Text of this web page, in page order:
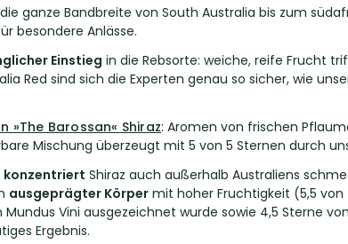
ganze Bandbreite von South Australia bis zum
besondere Anlässe.
Einstieg in die Rebsorte: weiche, reife Frucht
Red sind sich die Experten genau so sicher, wie
»The Barossan« Shiraz: Aromen von frischen
Mischung überzeugt mit 5 von 5 Sternen durch
konzentriert Shiraz auch außerhalb Australiens
ausgeprägter Körper mit hoher Fruchtigkeit (5,5
Vini ausgezeichnet wurde sowie 4,5 Sterne
Ergebnis.